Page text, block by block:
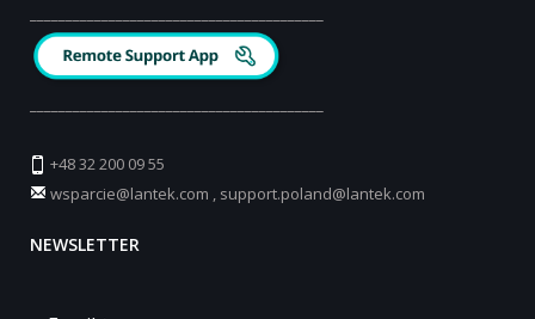
+48 32 200 09 55
wsparcie@lantek.com , support.poland@lantek.com
NEWSLETTER